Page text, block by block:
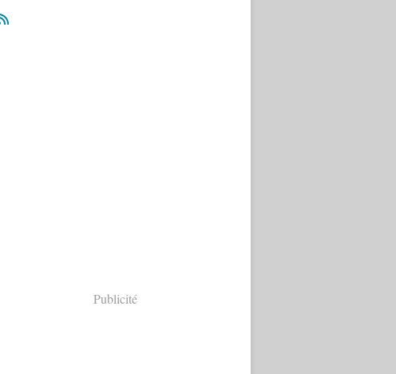
Publicité